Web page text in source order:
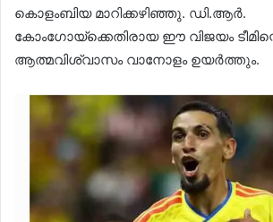
കൊളംബിയ മാറിക്കഴിഞ്ഞു. ഡി.ആർ.
കോംഗോയ്ക്കെതിരായ ഈ വിജയം
ആത്മവിശ്വാസം വാനോളം ഉയർത്തും.